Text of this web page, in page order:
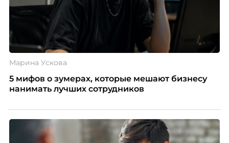
Марина Ускова
5 мифов о зумерах, которые мешают бизнесу
нанимать лучших сотрудников